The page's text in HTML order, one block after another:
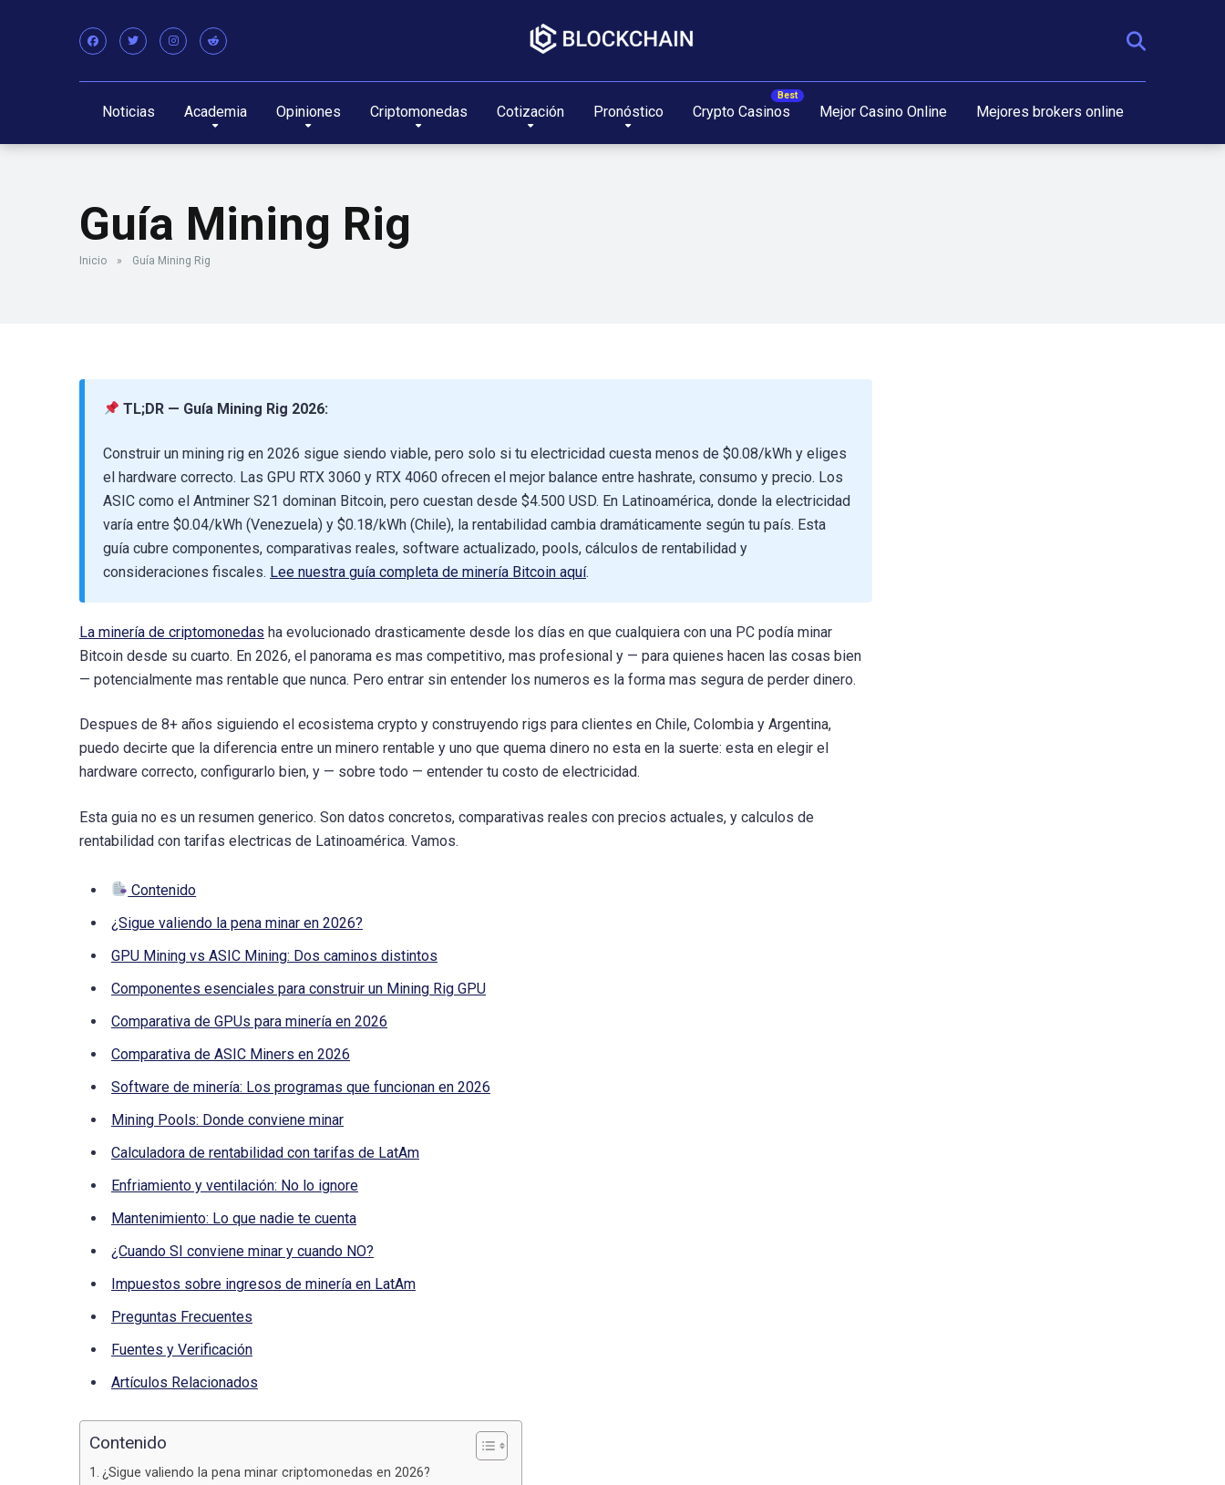
Noticias Academia Opiniones Criptomonedas Cotización Pronóstico Crypto Casinos Mejor Casino Online Mejores brokers online
Guía Mining Rig
Inicio » Guía Mining Rig
TL;DR — Guía Mining Rig 2026:
Construir un mining rig en 2026 sigue siendo viable, pero solo si tu electricidad cuesta menos de $0.08/kWh y eliges
el hardware correcto. Las GPU RTX 3060 y RTX 4060 ofrecen el mejor balance entre hashrate, consumo y precio. Los
ASIC como el Antminer S21 dominan Bitcoin, pero cuestan desde $4.500 USD. En Latinoamérica, donde la electricidad
varía entre $0.04/kWh (Venezuela) y $0.18/kWh (Chile), la rentabilidad cambia dramáticamente según tu país. Esta
guía cubre componentes, comparativas reales, software actualizado, pools, cálculos de rentabilidad y
consideraciones fiscales. Lee nuestra guía completa de minería Bitcoin aquí.
La minería de criptomonedas ha evolucionado drasticamente desde los días en que cualquiera con una PC podía minar
Bitcoin desde su cuarto. En 2026, el panorama es mas competitivo, mas profesional y — para quienes hacen las cosas bien
— potencialmente mas rentable que nunca. Pero entrar sin entender los numeros es la forma mas segura de perder dinero.
Despues de 8+ años siguiendo el ecosistema crypto y construyendo rigs para clientes en Chile, Colombia y Argentina,
puedo decirte que la diferencia entre un minero rentable y uno que quema dinero no esta en la suerte: esta en elegir el
hardware correcto, configurarlo bien, y — sobre todo — entender tu costo de electricidad.
Esta guia no es un resumen generico. Son datos concretos, comparativas reales con precios actuales, y calculos de
rentabilidad con tarifas electricas de Latinoamérica. Vamos.
Contenido
¿Sigue valiendo la pena minar en 2026?
GPU Mining vs ASIC Mining: Dos caminos distintos
Componentes esenciales para construir un Mining Rig GPU
Comparativa de GPUs para minería en 2026
Comparativa de ASIC Miners en 2026
Software de minería: Los programas que funcionan en 2026
Mining Pools: Donde conviene minar
Calculadora de rentabilidad con tarifas de LatAm
Enfriamiento y ventilación: No lo ignore
Mantenimiento: Lo que nadie te cuenta
¿Cuando SI conviene minar y cuando NO?
Impuestos sobre ingresos de minería en LatAm
Preguntas Frecuentes
Fuentes y Verificación
Artículos Relacionados
Contenido
¿Sigue valiendo la pena minar criptomonedas en 2026?